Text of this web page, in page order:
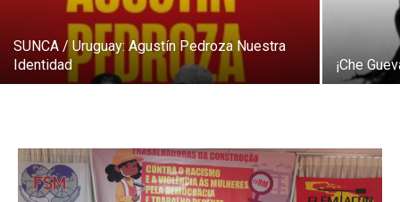
SUNCA / Uruguay: Agustín Pedroza Nuestra
Identidad
¡Che